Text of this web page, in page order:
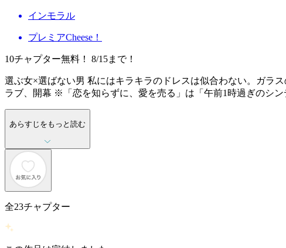
インモラル
プレミアCheese！
10チャプター無料！ 8/15まで！
選ぶ女×選ばない男 私にはキラキラのドレスは似合わない。ガラ
ラブ、開幕 ※「恋を知らずに、愛を売る」は「午前1時過ぎのシ
あらすじをもっと読む
全23チャプター